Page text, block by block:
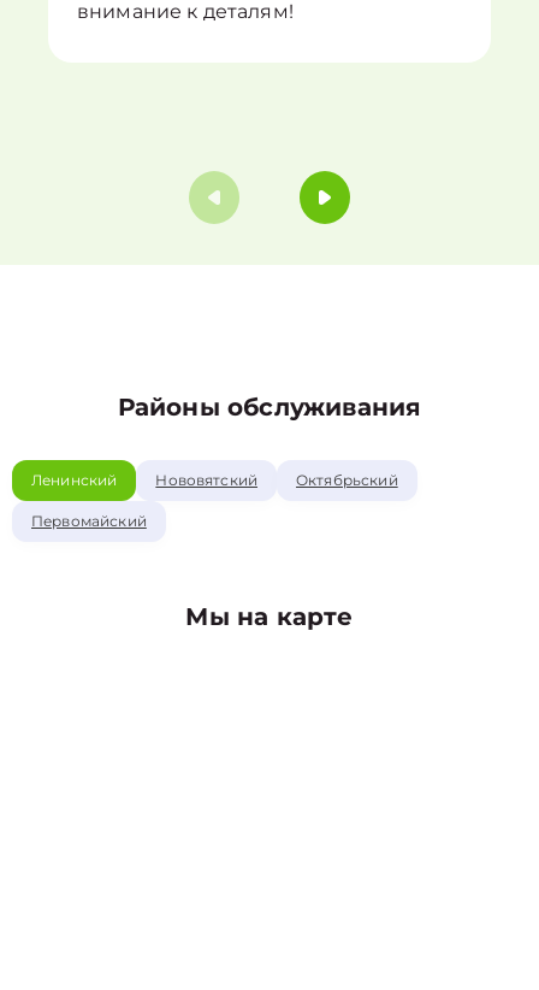
внимание к деталям!
Районы обслуживания
Ленинский Нововятский Октябрьский
Первомайский
Мы на карте